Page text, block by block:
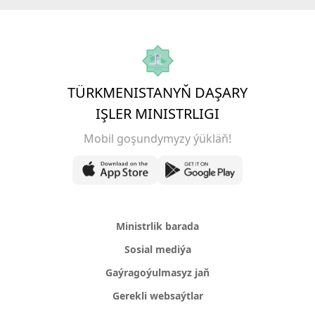
TÜRKMENISTANYŇ DAŞARY
IŞLER MINISTRLIGI
Mobil goşundymyzy ýükläň!
Ministrlik barada
Sosial mediýa
Gaýragoýulmasyz jaň
Gerekli websaýtlar